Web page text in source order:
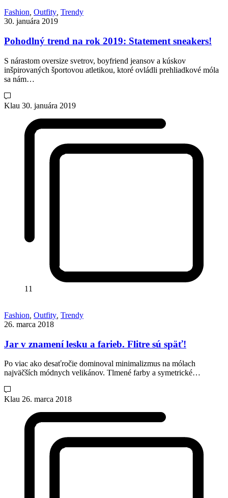
Fashion Outfity Trendy
30. januára 2019
Pohodlný trend na rok 2019: Statement sneakers!
S nárastom oversize svetrov, boyfriend jeansov a kúskov
inšpirovaných športovou atletikou, ktoré ovládli prehliadkové móla
sa nám…
Klau 30. januára 2019
11
Fashion Outfity Trendy
26. marca 2018
Jar v znamení lesku a farieb. Flitre sú späť!
Po viac ako desaťročie dominoval minimalizmus na mólach
najväčších módnych velikánov. Tlmené farby a symetrické…
Klau 26. marca 2018